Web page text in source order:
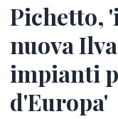
Pichetto,
nuova
impianti
d'Europa'